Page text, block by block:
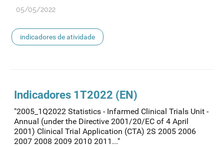
05/05/2022
indicadores de atividade
Indicadores 1T2022 (EN)
"2005_1Q2022 Statistics - Infarmed Clinical Trials Unit -
Annual (under the Directive 2001/20/EC of 4 April
2001) Clinical Trial Application (CTA) 2S 2005 2006
2007 2008 2009 2010 2011..."